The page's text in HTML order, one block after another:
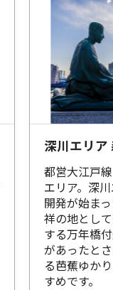
深川エリア
都営大江戸
エリア。深
開発が始ま
祥の地とし
する万年橋
があったと
る芭蕉ゆか
すめです。